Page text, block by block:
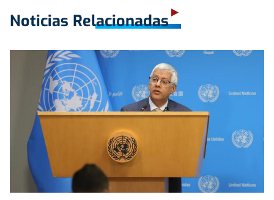
Noticias Relacionadas